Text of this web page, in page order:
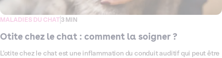
MALADIES DU CHAT 3 MIN
Otite chez le chat : comment la soigner ?
L'otite chez le chat est une inflammation du conduit auditif qui peut être